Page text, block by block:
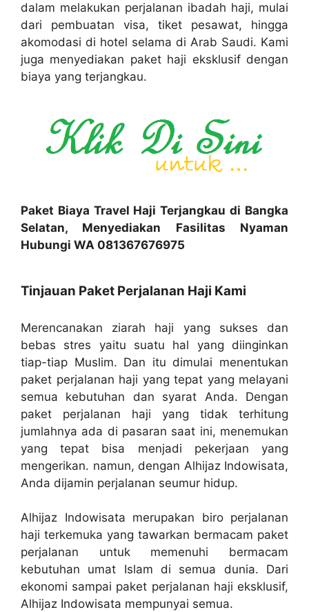
dalam melakukan perjalanan ibadah haji, mulai
dari pembuatan visa, tiket pesawat, hingga
akomodasi di hotel selama di Arab Saudi. Kami
juga menyediakan paket haji eksklusif dengan
biaya yang terjangkau.
Paket Biaya Travel Haji Terjangkau di Bangka
Selatan, Menyediakan Fasilitas Nyaman
Hubungi WA 081367676975
Tinjauan Paket Perjalanan Haji Kami
Merencanakan ziarah haji yang sukses dan
bebas stres yaitu suatu hal yang diinginkan
tiap-tiap Muslim. Dan itu dimulai menentukan
paket perjalanan haji yang tepat yang melayani
semua kebutuhan dan syarat Anda. Dengan
paket perjalanan haji yang tidak terhitung
jumlahnya ada di pasaran saat ini, menemukan
yang tepat bisa menjadi pekerjaan yang
mengerikan. namun, dengan Alhijaz Indowisata,
Anda dijamin perjalanan seumur hidup.
Alhijaz Indowisata merupakan biro perjalanan
haji terkemuka yang tawarkan bermacam paket
perjalanan untuk memenuhi bermacam
kebutuhan umat Islam di semua dunia. Dari
ekonomi sampai paket perjalanan haji eksklusif,
Alhijaz Indowisata mempunyai semua.